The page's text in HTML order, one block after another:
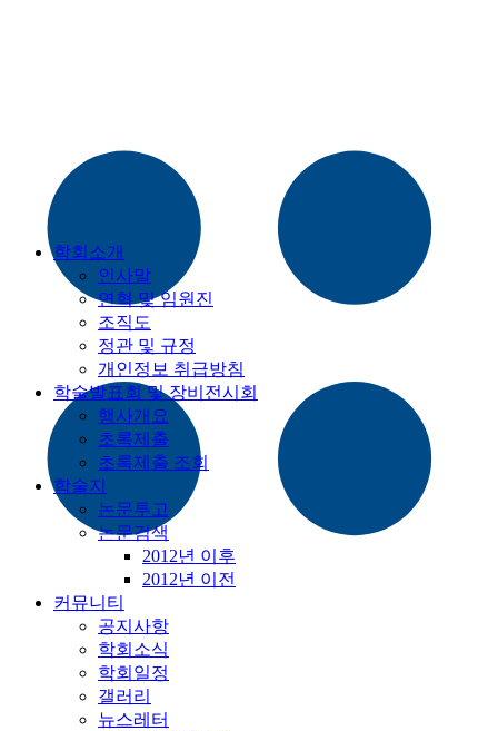
학회소개
인사말
연혁 및 임원진
조직도
정관 및 규정
개인정보 취급방침
학술발표회 및 장비전시회
행사개요
초록제출
초록제출 조회
학술지
논문투고
논문검색
2012년 이후
2012년 이전
커뮤니티
공지사항
학회소식
학회일정
갤러리
뉴스레터